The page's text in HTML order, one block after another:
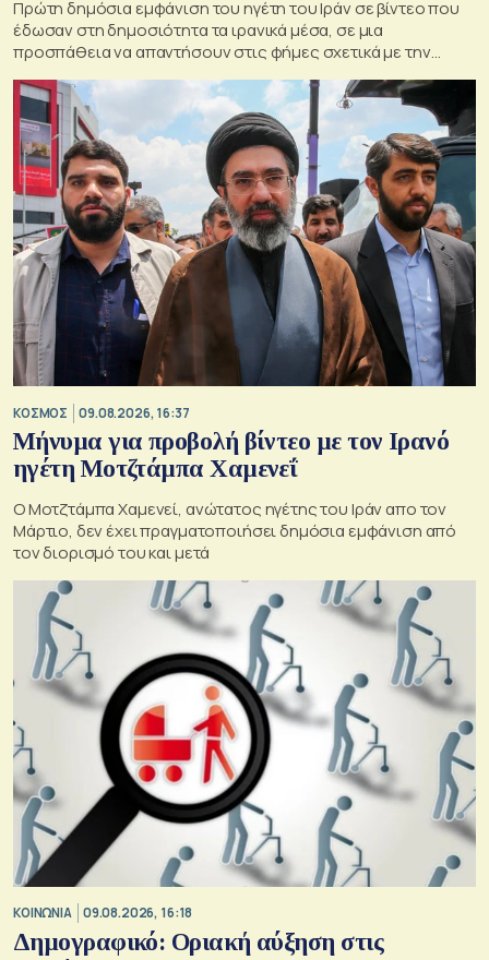
Πρώτη δημόσια εμφάνιση του ηγέτη του Ιράν σε βίντεο που
έδωσαν στη δημοσιότητα τα ιρανικά μέσα, σε μια
προσπάθεια να απαντήσουν στις φήμες σχετικά με την
ΚΟΣΜΟΣ 09.08.2026, 16:37
Μήνυμα για προβολή βίντεο με τον Ιρανό
ηγέτη Μοτζτάμπα Χαμενεΐ
Ο Μοτζτάμπα Χαμενεί, ανώτατος ηγέτης του Ιράν απο τον
Μάρτιο, δεν έχει πραγματοποιήσει δημόσια εμφάνιση από
τον διορισμό του και μετά
ΚΟΙΝΩΝΙΑ 09.08.2026, 16:18
Δημογραφικό: Οριακή αύξηση στις